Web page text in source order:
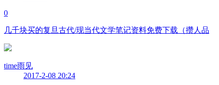
0
几千块买的复旦古代/现当代文学笔记资料免费下载（攒人品
time雨见
2017-2-08 20:24